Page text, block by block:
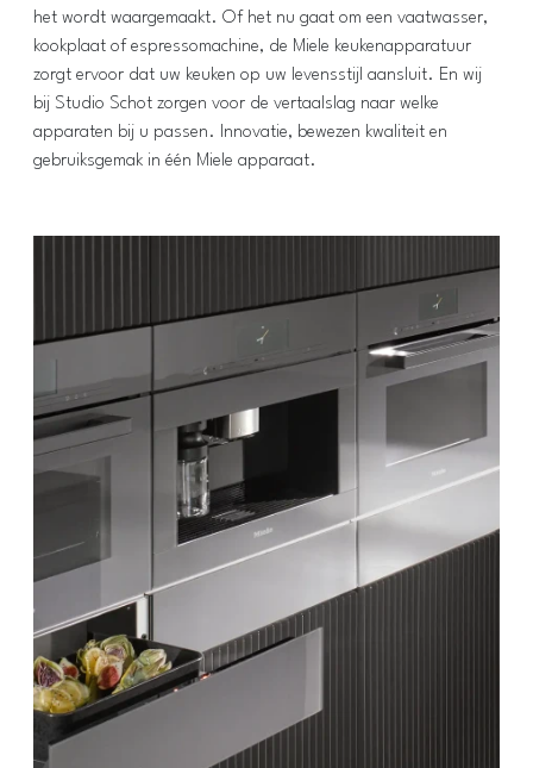
het wordt waargemaakt. Of het nu gaat om een vaatwasser,
kookplaat of espressomachine, de Miele keukenapparatuur
zorgt ervoor dat uw keuken op uw levensstijl aansluit. En wij
bij Studio Schot zorgen voor de vertaalslag naar welke
apparaten bij u passen. Innovatie, bewezen kwaliteit en
gebruiksgemak in één Miele apparaat.